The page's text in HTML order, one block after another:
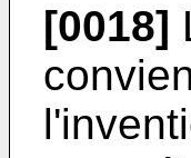
[0018]